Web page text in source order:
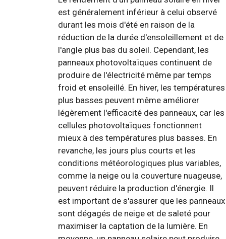
est généralement inférieur à celui observé
durant les mois d'été en raison de la
réduction de la durée d'ensoleillement et de
l'angle plus bas du soleil. Cependant, les
panneaux photovoltaïques continuent de
produire de l'électricité même par temps
froid et ensoleillé. En hiver, les températures
plus basses peuvent même améliorer
légèrement l'efficacité des panneaux, car les
cellules photovoltaïques fonctionnent
mieux à des températures plus basses. En
revanche, les jours plus courts et les
conditions météorologiques plus variables,
comme la neige ou la couverture nuageuse,
peuvent réduire la production d'énergie. Il
est important de s'assurer que les panneaux
sont dégagés de neige et de saleté pour
maximiser la captation de la lumière. En